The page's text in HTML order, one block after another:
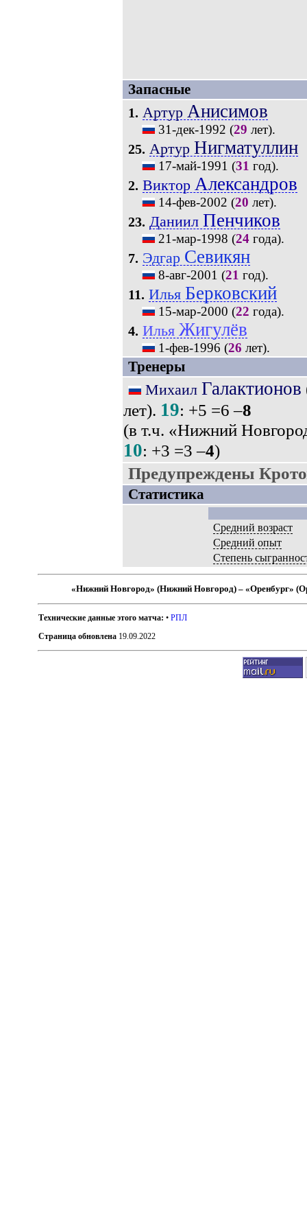
Запасные
1. Артур Анисимов
31-дек-1992 (29 лет).
25. Артур Нигматуллин
17-май-1991 (31 год).
2. Виктор Александров
14-фев-2002 (20 лет).
23. Даниил Пенчиков
21-мар-1998 (24года).
7. Эдгар Севикян
8-авг-2001 (21 год).
11. Илья Берковский
15-мар-2000 (22 года).
4. Илья Жигулёв
1-фев-1996 (26 лет).
Тренеры
Михаил Галактионов
лет). 19: +5 =6 –8
(в т.ч. «Нижний
10: +3 =3 –4)
Предупреждены
Статистика
Средний возраст
Средний опыт
Степень
«Нижний Новгород» (Нижний Новгород) – «Оренбург»
Технические данные этого матча: •РПЛ
Страница обновлена 19.09.2022